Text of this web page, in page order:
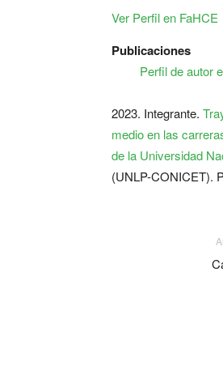
Ver Perfil en FaHCE
Publicaciones
Perfil de autor
2023. Integrante.
medio en las
de la Universidad
(UNLP-CONICET).